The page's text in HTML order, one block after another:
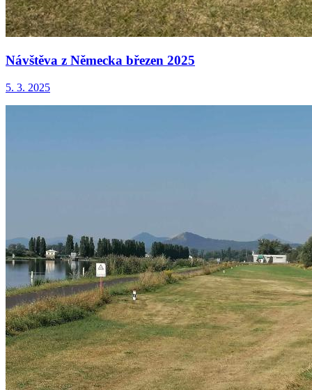
Návštěva z Německa březen 2025
5. 3. 2025